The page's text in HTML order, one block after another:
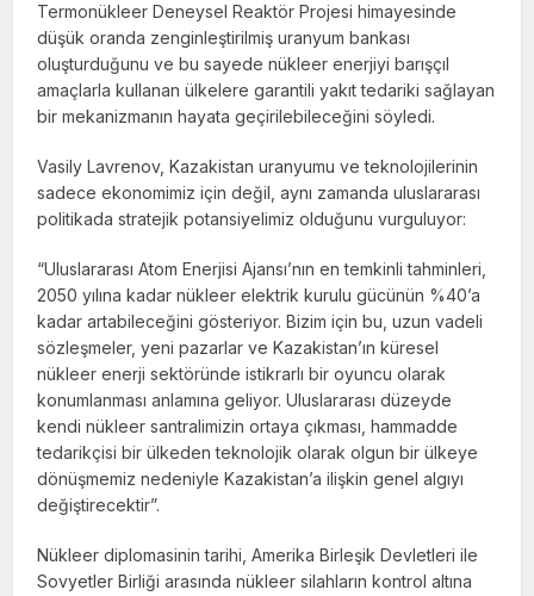
Termonükleer Deneysel Reaktör Projesi himayesinde
düşük oranda zenginleştirilmiş uranyum bankası
oluşturduğunu ve bu sayede nükleer enerjiyi barışçıl
amaçlarla kullanan ülkelere garantili yakıt tedariki sağlayan
bir mekanizmanın hayata geçirilebileceğini söyledi.
Vasily Lavrenov, Kazakistan uranyumu ve teknolojilerinin
sadece ekonomimiz için değil, aynı zamanda uluslararası
politikada stratejik potansiyelimiz olduğunu vurguluyor:
“Uluslararası Atom Enerjisi Ajansı’nın en temkinli tahminleri,
2050 yılına kadar nükleer elektrik kurulu gücünün %40’a
kadar artabileceğini gösteriyor. Bizim için bu, uzun vadeli
sözleşmeler, yeni pazarlar ve Kazakistan’ın küresel
nükleer enerji sektöründe istikrarlı bir oyuncu olarak
konumlanması anlamına geliyor. Uluslararası düzeyde
kendi nükleer santralimizin ortaya çıkması, hammadde
tedarikçisi bir ülkeden teknolojik olarak olgun bir ülkeye
dönüşmemiz nedeniyle Kazakistan’a ilişkin genel algıyı
değiştirecektir”.
Nükleer diplomasinin tarihi, Amerika Birleşik Devletleri ile
Sovyetler Birliği arasında nükleer silahların kontrol altına